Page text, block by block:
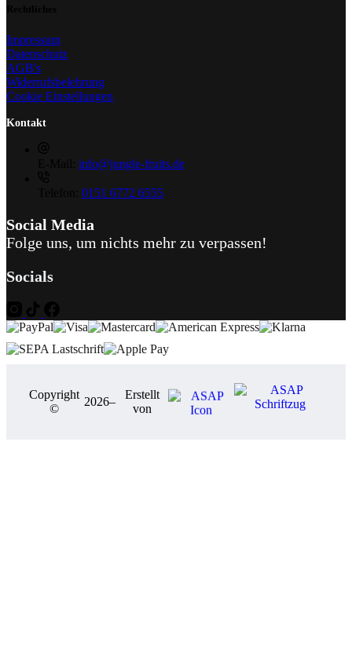
Impressum
Datenschutz
AGB's
Widerrufsbelehrung
Cookie Einstellungen
Kontakt
info@jungle-fruits.de
0151 6772 6555
Social Media
Folge uns, um nichts mehr zu verpassen!
Socials
Copyright
©
2026–
Erstellt
von